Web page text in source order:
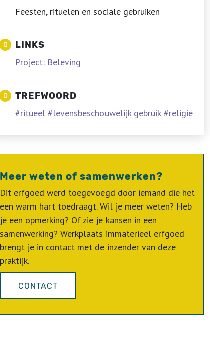
Feesten, rituelen en sociale gebruiken
LINKS
Project: Beleving
TREFWOORD
ritueel levensbeschouwelijk gebruik religie
Meer weten of samenwerken?
Dit erfgoed werd toegevoegd door iemand die het
een warm hart toedraagt. Wil je meer weten? Heb
je een opmerking? Of zie je kansen in een
samenwerking? Werkplaats immaterieel erfgoed
brengt je in contact met de inzender van deze
praktijk.
CONTACT